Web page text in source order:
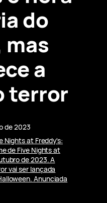
do
mas
a
terror
de 2023
Nights at Freddy's:
de Five Nights at
de 2023. A
vai ser lançada
Anunciada